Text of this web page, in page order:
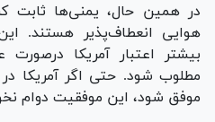
در همین حال، یمنی‌ها ثابت
هوایی انعطاف‌پذیر هستند.
بیشتر اعتبار آمریکا
مطلوب شود. حتی اگر آمریکا
موفق شود، این موفقیت دوام